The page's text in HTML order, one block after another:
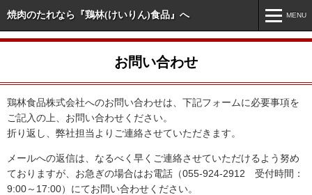
焼肉のたれなら『鶏林(けいりん)食品』へ MENU
MENU
新着情報
市販商品情報
業務用商品情報
オリジナル・特注商品
お問い合わせ
鶏林食品株式会社へのお問い合わせは、下記フォームに必要事項を
ご記入の上、お問い合わせください。
折り返し、弊社担当よりご連絡させていただきます。
メールへの返信は、なるべく早くご連絡させていただけるよう努め
ておりますが、お急ぎの場合はお電話（055-924-2912 受付時間：
9:00～17:00）にてお問い合わせください。